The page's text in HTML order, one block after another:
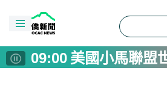
10:00
2026年國際
09:25
僑委會出國
09:00 美國小馬聯盟